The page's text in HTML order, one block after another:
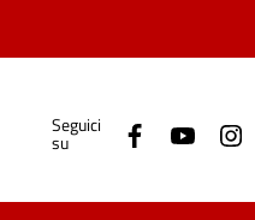
Seguici
su